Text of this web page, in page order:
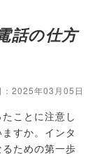
話の仕方
：2025年03月05日
ことに注意し
すか。インタ
ための第一歩